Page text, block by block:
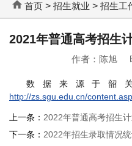
首页 > 招生就业 > 招生工
2021年普通高考招生
作者：陈旭
数据来源于韶
http://zs.sgu.edu.cn/
上一条： 2022年普通高考招生计
下一条： 2022年招生录取情况